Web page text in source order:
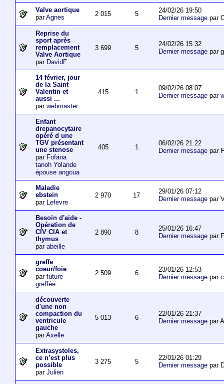
Valve aortique
parAgnes 2 015 5
24/02/26 19:50
Dernier messagepar
Reprise du
sport après
remplacement
Valve Aortique
par DavidF
3 699 5
24/02/26 15:32
Dernier messagepar
14 février, jour
de la Saint
Valentin et
aussi ...
par webmaster
415 1
09/02/26 08:07
Dernier messagepar
Enfant
drepanocytaire
opéré d une
TGV présentant
une stenose
par Fofana
tanoh Yolande
épouse angoua
405 1
06/02/26 21:22
Dernier messagepar
Maladie
ebstein
par Lefevre
2 970 17
29/01/26 07:12
Dernier messagepar
Besoin d'aide -
Opération de
CIV CIA et
thymus
par abeille
2 890 8
25/01/26 16:47
Dernier messagepar
greffe
coeur/foie
par future
greffée
2 509 6
23/01/26 12:53
Dernier messagepar
découverte
d'une non
compaction du
ventricule
gauche
parAxelle
5 013 6
22/01/26 21:37
Dernier messagepar
Extrasystoles,
ce n’est plus
possible
par Julien
3 275 5
22/01/26 01:29
Dernier messagepar